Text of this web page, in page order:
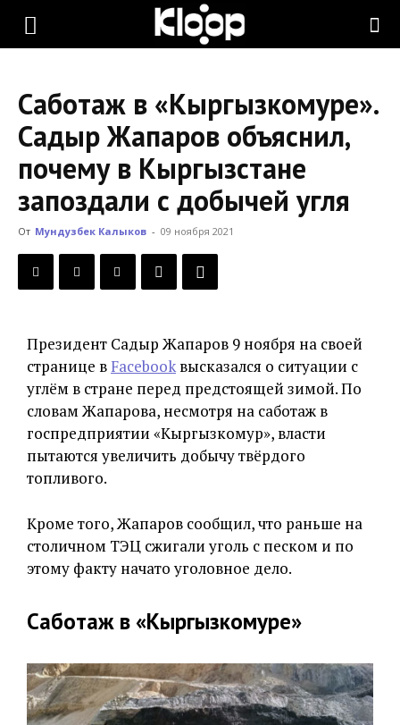
KLOOP.KG
Новости
Кыргызстана
Саботаж в «Кыргызкомуре».
Садыр Жапаров объяснил,
почему в Кыргызстане
запоздали с добычей угля
От Мундузбек Калыков - 09 ноября 2021
Президент Садыр Жапаров 9 ноября на своей
странице в Facebookвысказался о ситуации с
углём в стране перед предстоящей зимой. По
словам Жапарова, несмотря на саботаж в
госпредприятии «Кыргызкомур», власти
пытаются увеличить добычу твёрдого
топливого.
Кроме того, Жапаров сообщил, что раньше на
столичном ТЭЦ сжигали уголь с песком и по
этому факту начато уголовное дело.
Саботаж в «Кыргызкомуре»